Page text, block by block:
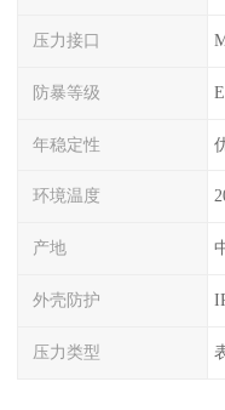
压力接口
防暴等级
年稳定性
环境温度
产地
外壳防护
压力类型